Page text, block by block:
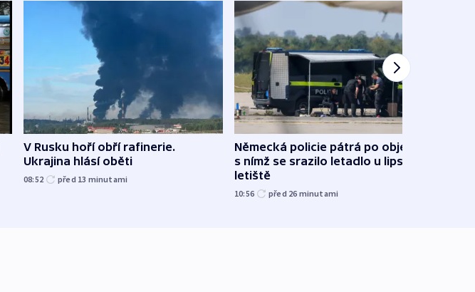
V Rusku hoří obří rafinerie.
Ukrajina hlásí oběti
08:52 před 13 minutami
Německá policie pátrá po objektu,
s nímž se srazilo letadlo u lipského
letiště
10:56 před 26 minutami